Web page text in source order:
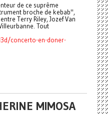
de ce suprême
broche de kebab",
Terry Riley, Jozef Van
Tout
concerto-en-doner-
MIMOSA